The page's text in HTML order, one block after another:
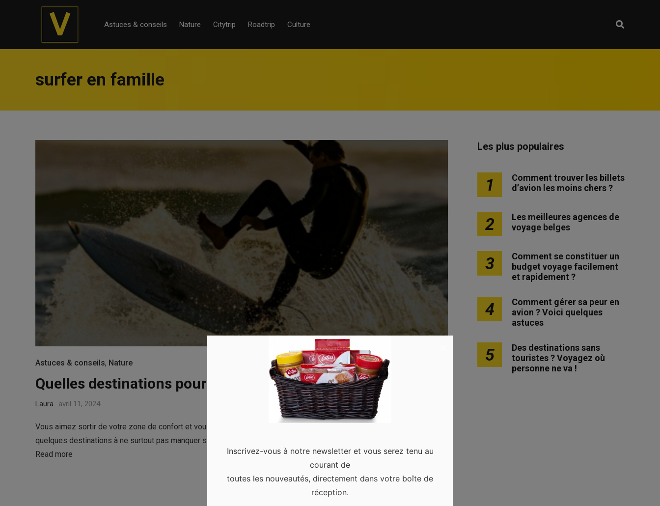
Astuces & conseils Nature Citytrip Roadtrip Culture
surfer en famille
Astuces & conseils, Nature
Quelles destinations pour surfer ? 0
Laura avril 11, 2024
Vous aimez sortir de votre zone de confort et vous êtes toujours en quête d’aventure ? Apprenez le surf ! Voici
quelques destinations à ne surtout pas manquer si vous souhaitez trouver de belles vagues à surfer lors de votre …
Read more
Les plus populaires
1
Comment trouver les billets
d’avion les moins chers ?
2
Les meilleures agences de
voyage belges
3
Comment se constituer un
budget voyage facilement
et rapidement ?
4
Comment gérer sa peur en
avion ? Voici quelques
astuces
5
Des destinations sans
touristes ? Voyagez où
personne ne va !
Inscrivez-vous à notre newsletter et vous serez tenu au
courant de
toutes les nouveautés, directement dans votre boîte de
réception.